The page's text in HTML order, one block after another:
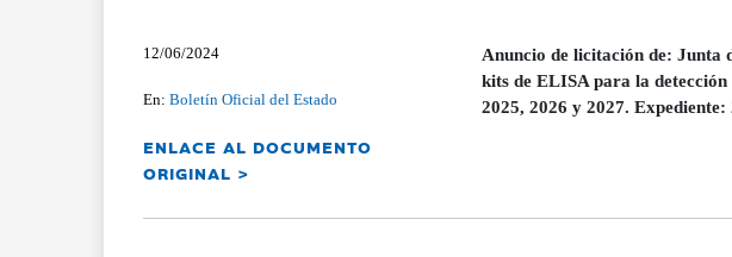
12/06/2024
En:Boletín Oficial del Estado
ENLACE AL DOCUMENTO
ORIGINAL >
Anuncio de licitación de: Junta
kits de ELISA para la
2025, 2026 y 2027. Expediente: